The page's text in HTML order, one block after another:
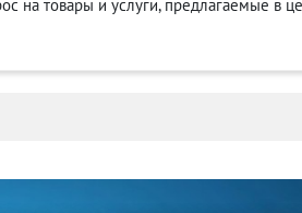
на товары и услуги, предлагаемые в